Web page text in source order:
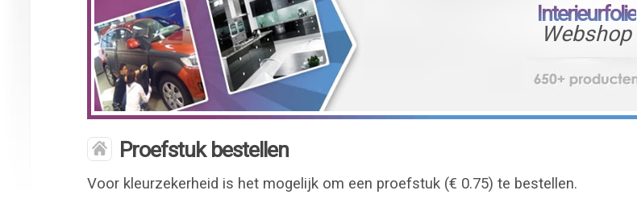
Interieurfolie
Webshop
Proefstuk bestellen
Voor kleurzekerheid is het mogelijk om een proefstuk (€ 0.75) te bestellen.